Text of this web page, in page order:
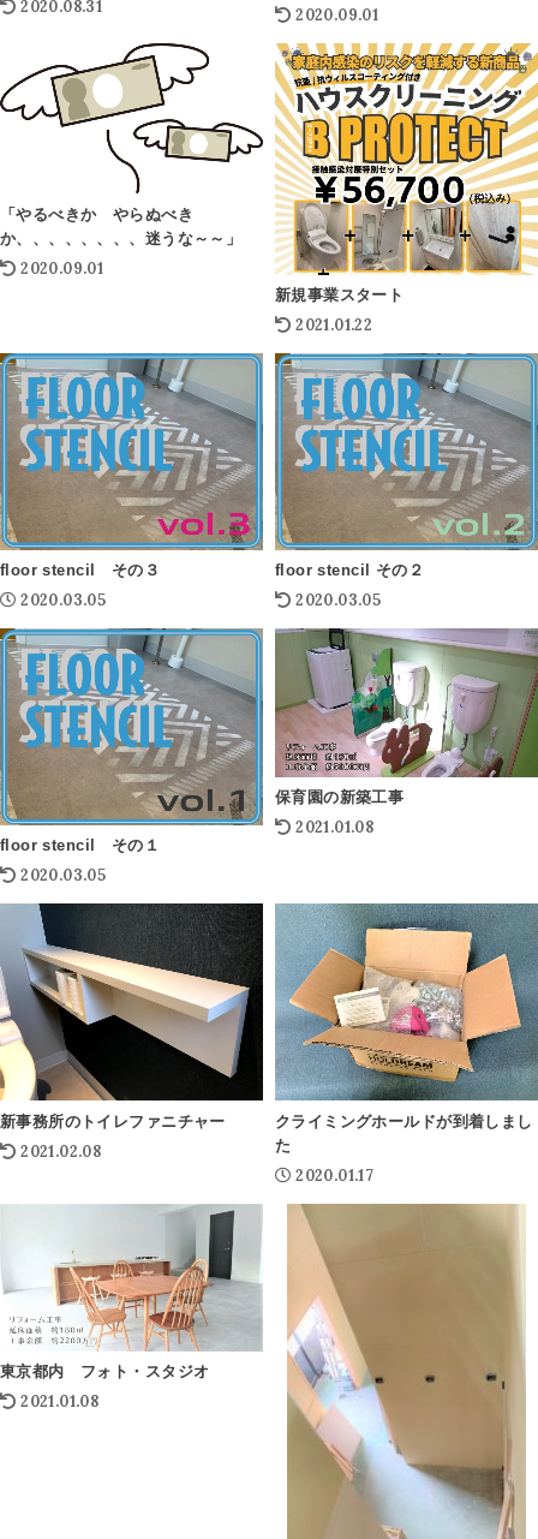
2020.08.31 2020.09.01
「やるべきか やらぬべき
か、、、、、、、、迷うな～～」
2020.09.01
新規事業スタート
2021.01.22
floor stencil その３
2020.03.05
floor stencil その２
2020.03.05
floor stencil その１
2020.03.05
保育園の新築工事
2021.01.08
新事務所のトイレファニチャー
2021.02.08
クライミングホールドが到着しまし
た
2020.01.17
東京都内 フォト・スタジオ
2021.01.08